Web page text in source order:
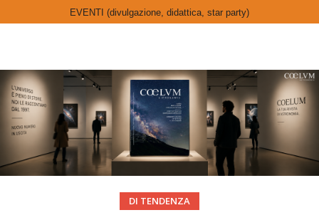
EVENTI (divulgazione, didattica, star party)
DI TENDENZA